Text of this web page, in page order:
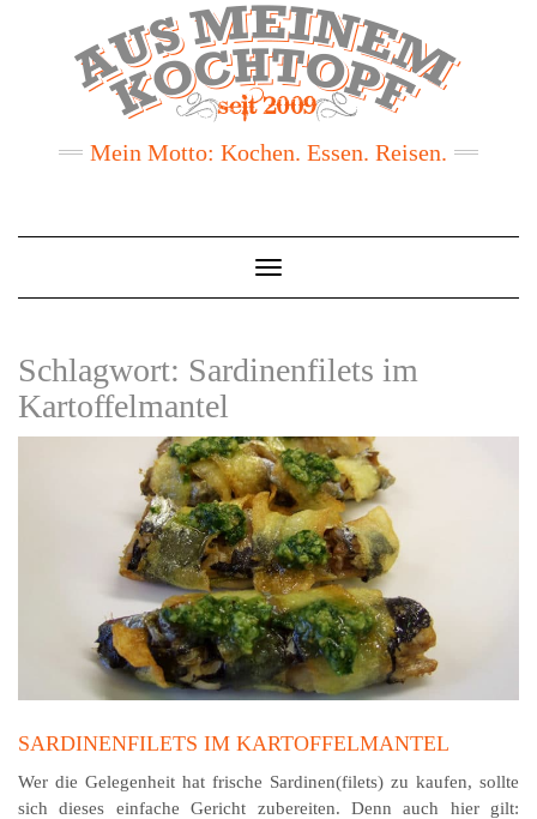
Mein Motto: Kochen. Essen. Reisen.
Toggle
Navigation
Schlagwort: Sardinenfilets im
Kartoffelmantel
SARDINENFILETS IM KARTOFFELMANTEL
Wer die Gelegenheit hat frische Sardinen(filets) zu kaufen, sollte
sich dieses einfache Gericht zubereiten. Denn auch hier gilt: